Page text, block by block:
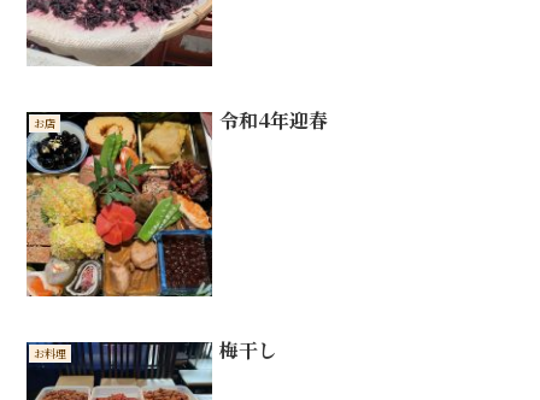
お店 令和4年迎春
お料理 梅干し